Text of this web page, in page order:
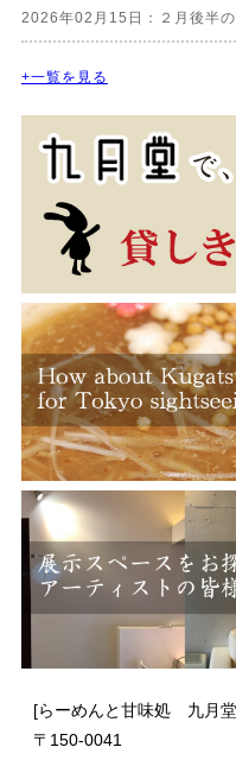
2026年02月15日：２月後半
+一覧を見る
[らーめんと甘味処 九月
〒 150-0041